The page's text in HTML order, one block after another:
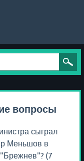
вопросы
сыграл
Меньшов в
(7